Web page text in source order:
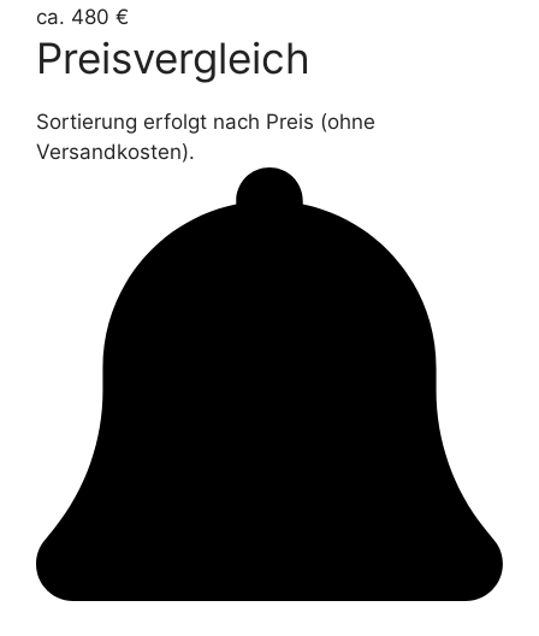
ca. 480 €
Preisvergleich
Sortierung erfolgt nach Preis (ohne
Versandkosten).